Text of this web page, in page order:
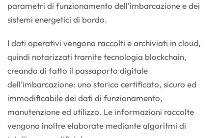
parametri di funzionamento dell’imbarcazione e dei
sistemi energetici di bordo.
I dati operativi vengono raccolti e archiviati in cloud,
quindi notarizzati tramite tecnologia blockchain,
creando di fatto il passaporto digitale
dell’imbarcazione: uno storico certificato, sicuro ed
immodificabile dei dati di funzionamento,
manutenzione ed utilizzo. Le informazioni raccolte
vengono inoltre elaborate mediante algoritmi di